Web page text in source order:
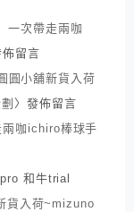
一次帶走兩咖
佈留言
圓小舖新貨入荷
〉發佈留言
兩咖ichiro棒球手
和牛trial
貨入荷~mizuno